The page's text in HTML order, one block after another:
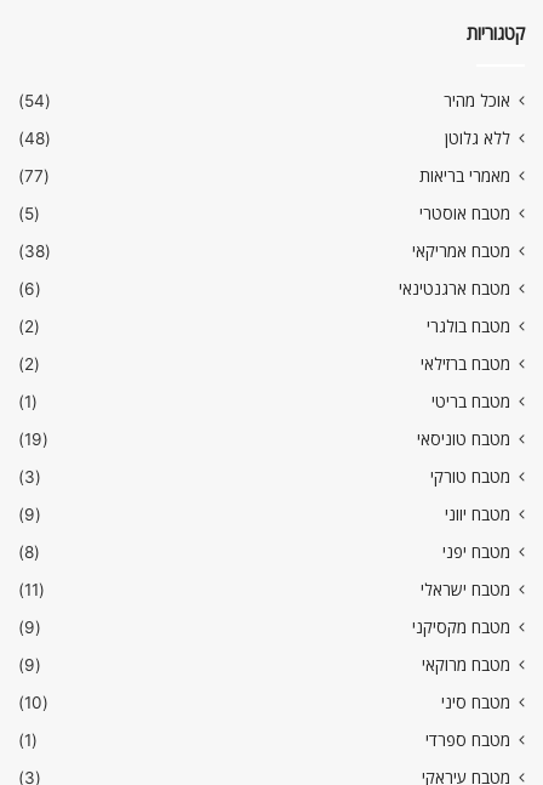
קטגוריות
אוכל מהיר
(54)
ללא גלוטן
(48)
מאמרי בריאות
(77)
מטבח אוסטרי
(5)
מטבח אמריקאי
(38)
מטבח ארגנטינאי
(6)
מטבח בולגרי
(2)
מטבח ברזילאי
(2)
מטבח בריטי
(1)
מטבח טוניסאי
(19)
מטבח טורקי
(3)
מטבח יווני
(9)
מטבח יפני
(8)
מטבח ישראלי
(11)
מטבח מקסיקני
(9)
מטבח מרוקאי
(9)
מטבח סיני
(10)
מטבח ספרדי
(1)
מטבח עיראקי
(3)